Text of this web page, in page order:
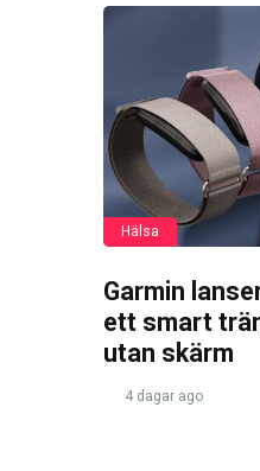
Hälsa
Garmin
ett smart
utan skärm
4 dagar ago